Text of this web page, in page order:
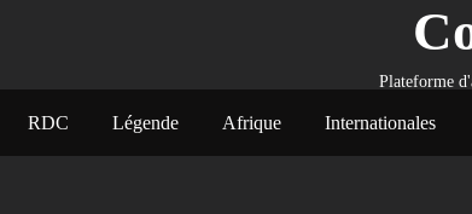
Plateforme
RDC Légende Afrique Internationales